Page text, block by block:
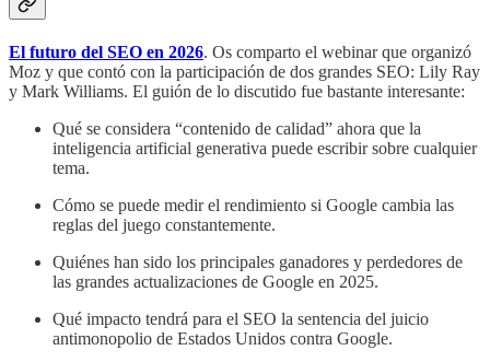
El futuro del SEO en 2026. Os comparto el webinar que organizó
Moz y que contó con la participación de dos grandes SEO: Lily Ray
y Mark Williams. El guión de lo discutido fue bastante interesante:
Qué se considera “contenido de calidad” ahora que la
inteligencia artificial generativa puede escribir sobre cualquier
tema.
Cómo se puede medir el rendimiento si Google cambia las
reglas del juego constantemente.
Quiénes han sido los principales ganadores y perdedores de
las grandes actualizaciones de Google en 2025.
Qué impacto tendrá para el SEO la sentencia del juicio
antimonopolio de Estados Unidos contra Google.